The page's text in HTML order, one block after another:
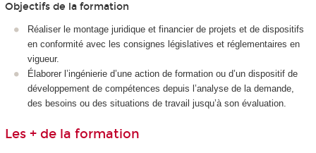
Objectifs de la formation
Réaliser le montage juridique et financier de projets et de dispositifs
en conformité avec les consignes législatives et réglementaires en
vigueur.
Élaborer l’ingénierie d’une action de formation ou d’un dispositif de
développement de compétences depuis l’analyse de la demande,
des besoins ou des situations de travail jusqu’à son évaluation.
Les + de la formation